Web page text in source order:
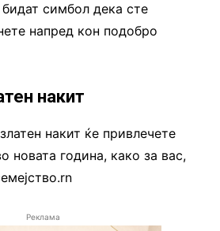
симбол дека сте
напред кон подобро
накит
накит ќе привлечете
новата година, како за вас,
Реклама